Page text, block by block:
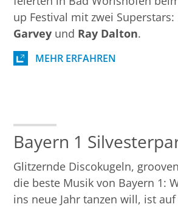
up Festival mit zwei Superstars:
Garvey und Ray Dalton.
MEHR ERFAHREN
Bayern 1
Glitzernde Discokugeln,
die beste Musik von Bayern 1:
ins neue Jahr tanzen will, ist